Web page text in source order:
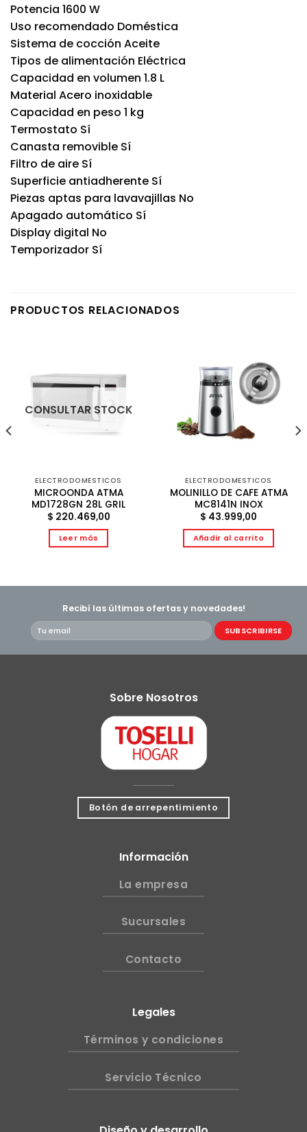
Potencia 1600 W
Uso recomendado Doméstica
Sistema de cocción Aceite
Tipos de alimentación Eléctrica
Capacidad en volumen 1.8 L
Material Acero inoxidable
Capacidad en peso 1 kg
Termostato Sí
Canasta removible Sí
Filtro de aire Sí
Superficie antiadherente Sí
Piezas aptas para lavavajillas No
Apagado automático Sí
Display digital No
Temporizador Sí
PRODUCTOS RELACIONADOS
CONSULTAR STOCK
ELECTRODOMESTICOS
MICROONDA ATMA
MD1728GN 28L GRIL
$ 220.469,00
Leer más
ELECTRODOMESTICOS
MOLINILLO DE CAFE ATMA
MC8141N INOX
$ 43.999,00
Añadir al carrito
Recibí las últimas ofertas y novedades!
Sobre Nosotros
Botón de arrepentimiento
Información
La empresa
Sucursales
Contacto
Legales
Términos y condiciones
Servicio Técnico